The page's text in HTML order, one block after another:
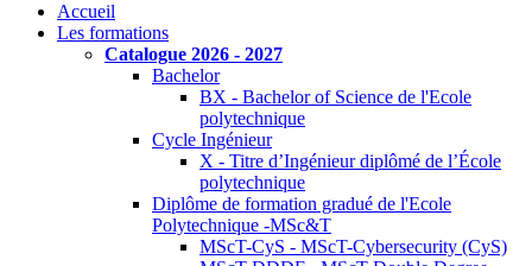
Accueil
Les formations
Catalogue 2026 - 2027
Bachelor
BX - Bachelor of Science de l'Ecole
polytechnique
Cycle Ingénieur
X - Titre d’Ingénieur diplômé de l’École
polytechnique
Diplôme de formation gradué de l'Ecole
Polytechnique -MSc&T
MScT-CyS - MScT-Cybersecurity (CyS)